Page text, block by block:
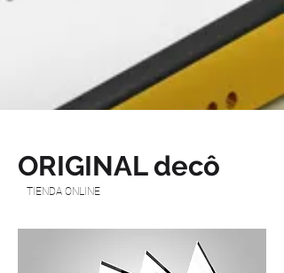
ORIGINAL decô
TIENDA ONLINE